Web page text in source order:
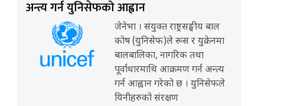
अन्त्य गर्न युनिसेफको आह्वान
जेनेभा । संयुक्त राष्ट्रसङ्घीय बाल
कोष (युनिसेफ)ले रूस र युक्रेनमा
बालबालिका, नागरिक तथा
पूर्वाधारमाथि आक्रमण गर्न अन्त्य
गर्न आह्वान गरेको छ । युनिसेफले
यिनीहरुको संरक्षण